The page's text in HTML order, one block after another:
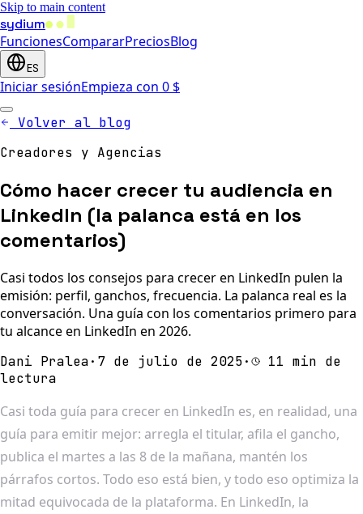
Skip to main content
sydium
FuncionesCompararPreciosBlog
ES
Iniciar sesiónEmpieza con 0 $
Volver al blog
Creadores y Agencias
Cómo hacer crecer tu audiencia en
LinkedIn (la palanca está en los
comentarios)
Casi todos los consejos para crecer en LinkedIn pulen la
emisión: perfil, ganchos, frecuencia. La palanca real es la
conversación. Una guía con los comentarios primero para
tu alcance en LinkedIn en 2026.
Dani Pralea· 7 de julio de 2025·
11 min de
lectura
Casi toda guía para crecer en LinkedIn es, en realidad, una
guía para emitir mejor: arregla el titular, afila el gancho,
publica el martes a las 8 de la mañana, mantén los
párrafos cortos. Todo eso está bien, y todo eso optimiza la
mitad equivocada de la plataforma. En LinkedIn, la